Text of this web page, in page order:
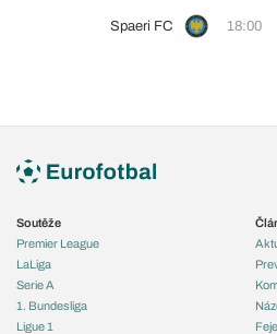
Spaeri FC 18:00
Soutěže
Premier League
LaLiga
Serie A
1. Bundesliga
Ligue 1